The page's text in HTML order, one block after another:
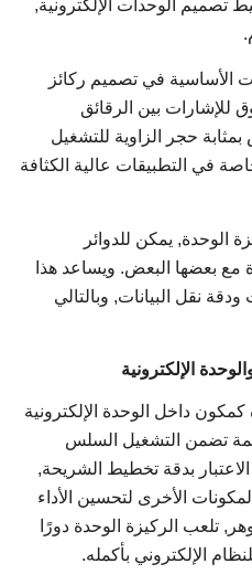
تصميم الوحدات الإلكترونية,
الأساسية في تصميم ركائز
للإشارات بين الرقائق
حجر الزاوية للتشغيل
في التطبيقات عالية الكثافة
الوحدة, يمكن للدوائر
مع بعضها البعض. ويساعد هذا
نقل البيانات, وبالتالي
الإلكترونية
كمكون داخل الوحدة الإلكترونية
تضمن التشغيل السلس
بدقة تخطيط الشريحة,
الأخرى لتحسين الأداء
تلعب الركيزة الوحدة دورًا
الإلكتروني بأكمله.